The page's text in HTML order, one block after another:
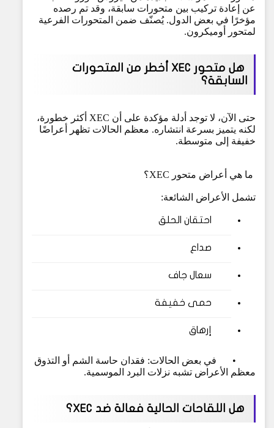
عن إعادة تركيب بين متحورات سابقة، وقد تم رصده
مؤخرًا في بعض الدول. يُصنّف ضمن المتحورات الفرعية
لمتحور أوميكرون.
هل متحور XEC أخطر من المتحورات
السابقة؟
حتى الآن، لا توجد أدلة مؤكدة على أن XEC أكثر خطورة،
لكنه يتميز بسرعة انتشاره. معظم الحالات تظهر أعراضًا
خفيفة إلى متوسطة.
ما هي أعراض متحور XEC؟
تشمل الأعراض الشائعة:
احتقان الحلق
صداع
سعال جاف
حمى خفيفة
إرهاق
•
في بعض الحالات: فقدان حاسة الشم أو التذوق
معظم الأعراض تشبه نزلات البرد الموسمية.
هل اللقاحات الحالية فعالة ضد XEC؟